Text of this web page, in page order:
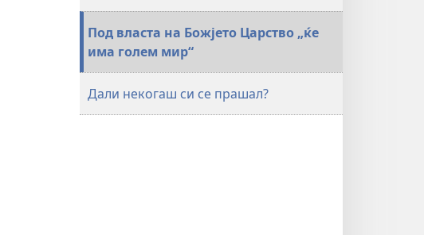
Под власта на Божјето Царство „ќе
има голем мир“
Дали некогаш си се прашал?